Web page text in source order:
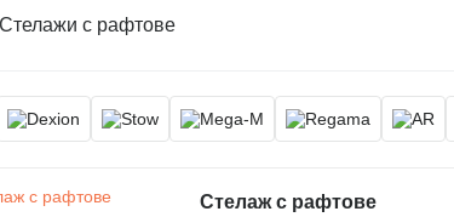
Стелажи с рафтове
Стелаж с рафтове